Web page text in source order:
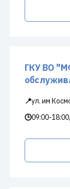
ГКУ ВО
📍ул. им
🕒09:00-